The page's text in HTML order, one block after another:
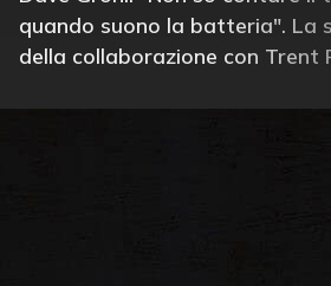
quando suono la batteria". La
della collaborazione con Trent